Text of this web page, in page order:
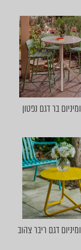
בר דגם נפטון
דגם ריבר צהוב